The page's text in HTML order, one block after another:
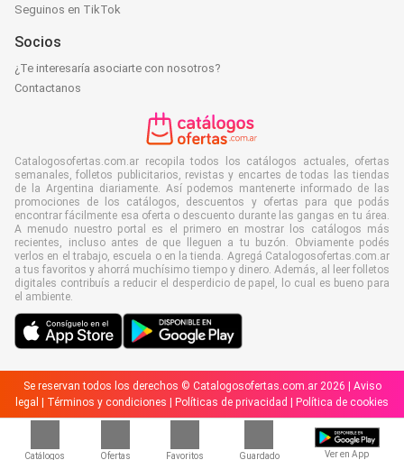
Catálogos Ofertas Favoritos Guardado Ver en App
Seguinos en TikTok
Socios
¿Te interesaría asociarte con nosotros?
Contactanos
Catalogosofertas.com.ar recopila todos los catálogos actuales, ofertas
semanales, folletos publicitarios, revistas y encartes de todas las tiendas
de la Argentina diariamente. Así podemos mantenerte informado de las
promociones de los catálogos, descuentos y ofertas para que podás
encontrar fácilmente esa oferta o descuento durante las gangas en tu área.
A menudo nuestro portal es el primero en mostrar los catálogos más
recientes, incluso antes de que lleguen a tu buzón. Obviamente podés
verlos en el trabajo, escuela o en la tienda. Agregá Catalogosofertas.com.ar
a tus favoritos y ahorrá muchísimo tiempo y dinero. Además, al leer folletos
digitales contribuís a reducir el desperdicio de papel, lo cual es bueno para
el ambiente.
Se reservan todos los derechos © Catalogosofertas.com.ar 2026 | Aviso
legal | Términos y condiciones | Políticas de privacidad | Política de cookies